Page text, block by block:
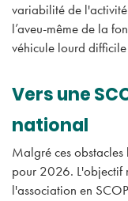
variabilité de
l’aveu-même de la
véhicule lourd
Vers une
national
Malgré ces obstacles
pour 2026. L'objectif
l'association en